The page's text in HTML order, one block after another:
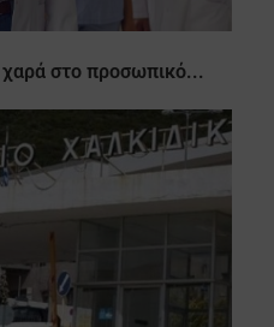
χαρά στο προσωπικό...